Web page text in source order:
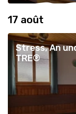
17 août
Stress, An
TRE®